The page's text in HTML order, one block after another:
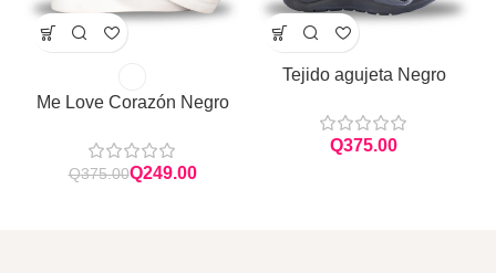
Me Love Corazón Negro
Q375.00Q249.00
Tejido agujeta Negro
Q